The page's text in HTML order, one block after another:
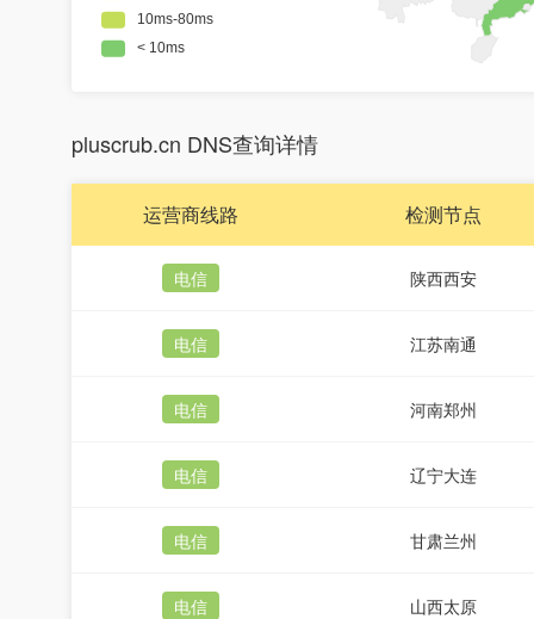
pluscrub.cn DNS查询详情
运营商线路 检测节点
电信 陕西西安
电信 江苏南通
电信 河南郑州
电信 辽宁大连
电信 甘肃兰州
电信 山西太原